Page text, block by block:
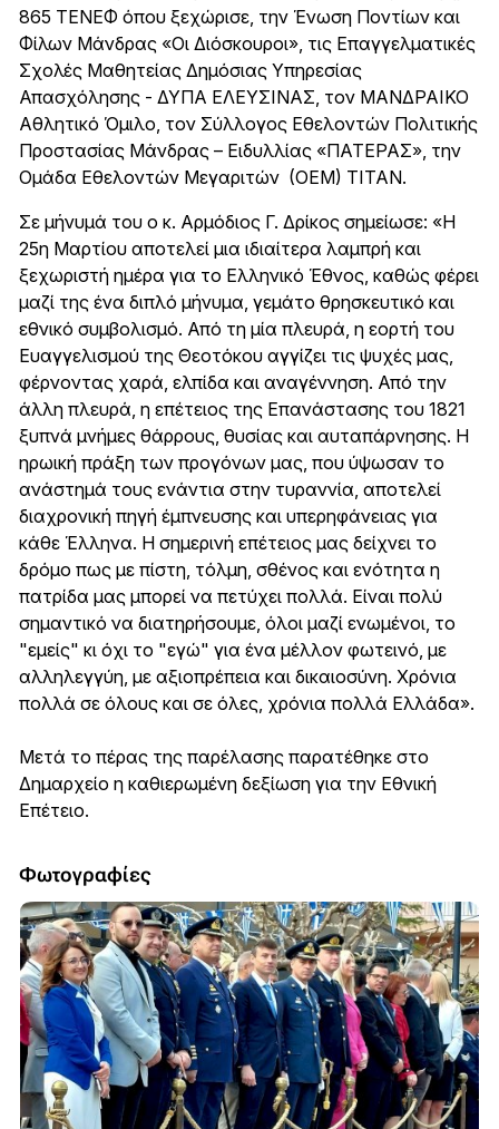
865 ΤΕΝΕΦ όπου ξεχώρισε, την Ένωση Ποντίων και
Φίλων Μάνδρας «Οι Διόσκουροι», τις Επαγγελματικές
Σχολές Μαθητείας Δημόσιας Υπηρεσίας
Απασχόλησης - ΔΥΠΑ ΕΛΕΥΣΙΝΑΣ, τον ΜΑΝΔΡΑΙΚΟ
Αθλητικό Όμιλο, τον Σύλλογος Εθελοντών Πολιτικής
Προστασίας Μάνδρας – Ειδυλλίας «ΠΑΤΕΡΑΣ», την
Ομάδα Εθελοντών Μεγαριτών (ΟΕΜ) ΤΙΤΑΝ.
Σε μήνυμά του ο κ. Αρμόδιος Γ. Δρίκος σημείωσε: «Η
25η Μαρτίου αποτελεί μια ιδιαίτερα λαμπρή και
ξεχωριστή ημέρα για το Ελληνικό Έθνος, καθώς φέρει
μαζί της ένα διπλό μήνυμα, γεμάτο θρησκευτικό και
εθνικό συμβολισμό. Από τη μία πλευρά, η εορτή του
Ευαγγελισμού της Θεοτόκου αγγίζει τις ψυχές μας,
φέρνοντας χαρά, ελπίδα και αναγέννηση. Από την
άλλη πλευρά, η επέτειος της Επανάστασης του 1821
ξυπνά μνήμες θάρρους, θυσίας και αυταπάρνησης. Η
ηρωική πράξη των προγόνων μας, που ύψωσαν το
ανάστημά τους ενάντια στην τυραννία, αποτελεί
διαχρονική πηγή έμπνευσης και υπερηφάνειας για
κάθε Έλληνα. Η σημερινή επέτειος μας δείχνει το
δρόμο πως με πίστη, τόλμη, σθένος και ενότητα η
πατρίδα μας μπορεί να πετύχει πολλά. Είναι πολύ
σημαντικό να διατηρήσουμε, όλοι μαζί ενωμένοι, το
"εμείς" κι όχι το "εγώ" για ένα μέλλον φωτεινό, με
αλληλεγγύη, με αξιοπρέπεια και δικαιοσύνη. Χρόνια
πολλά σε όλους και σε όλες, χρόνια πολλά Ελλάδα».
Μετά το πέρας της παρέλασης παρατέθηκε στο
Δημαρχείο η καθιερωμένη δεξίωση για την Εθνική
Επέτειο.
Φωτογραφίες